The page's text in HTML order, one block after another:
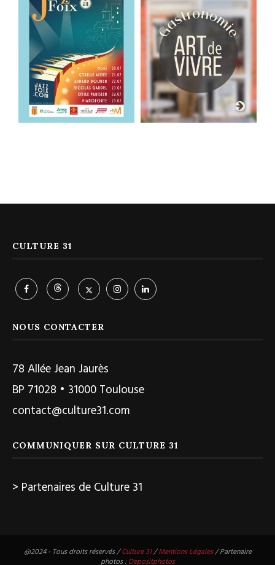
CULTURE 31
NOUS CONTACTER
78 Allée Jean Jaurès
BP 71028 • 31000 Toulouse
contact@culture31.com
COMMUNIQUER SUR CULTURE 31
> Partenaires de Culture 31
@2024 - Tous droits réservés /Culture 31/Mentions Légales/ Partenaire
photos : Depositphotos